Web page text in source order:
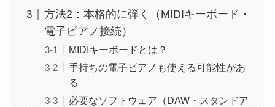
方法2：本格的に弾く（MIDIキーボード・
電子ピアノ接続）
MIDIキーボードとは？
手持ちの電子ピアノも使える可能性があ
る
必要なソフトウェア（DAW・スタンドア